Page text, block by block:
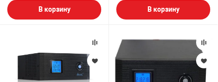
В корзину В корзину